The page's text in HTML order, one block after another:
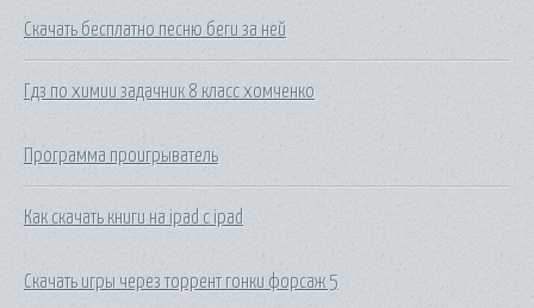
Скачать бесплатно песню беги за ней
Гдз по химии задачник 8 класс хомченко
Программа проигрыватель
Как скачать книги на ipad с ipad
Скачать игры через торрент гонки форсаж 5